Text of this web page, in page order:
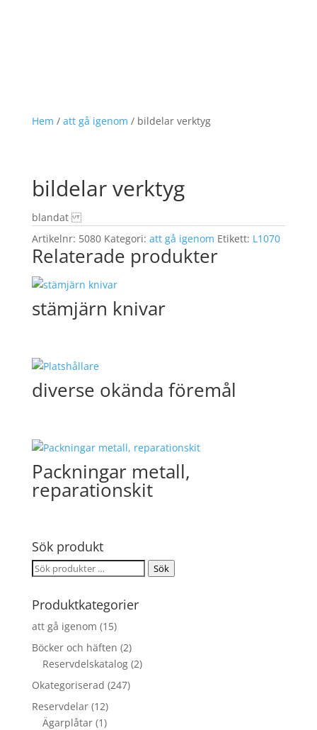
Hem / att gå igenom / bildelar verktyg
bildelar verktyg
blandat
Artikelnr: 5080 Kategori: att gå igenom Etikett: L1070
Relaterade produkter
stämjärn knivar
diverse okända föremål
Packningar metall,
reparationskit
Sök produkt
Sök
Sök
Produktkategorier
att gå igenom (15)
Böcker och häften (2)
Reservdelskatalog (2)
Okategoriserad (247)
Reservdelar (12)
Ägarplåtar (1)